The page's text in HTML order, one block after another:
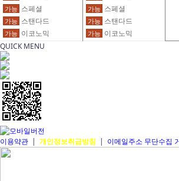
가능 스페셜
가능 스탠다드
가능 이코노믹
가능 스페셜
가능 스탠다드
가능
이코노믹
QUICK MENU
이용약관 | 개인정보취급방침 | 이메일주소 무단수집